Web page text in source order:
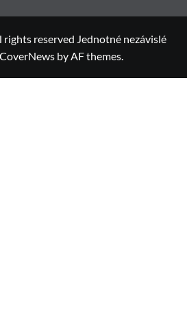
reserved Jednotné nezávislé
CoverNews by AF themes.